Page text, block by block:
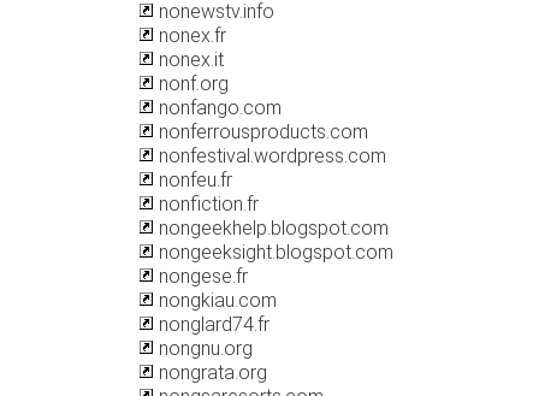
nonewstv.info
nonex.fr
nonex.it
nonf.org
nonfango.com
nonferrousproducts.com
nonfestival.wordpress.com
nonfeu.fr
nonfiction.fr
nongeekhelp.blogspot.com
nongeeksight.blogspot.com
nongese.fr
nongkiau.com
nonglard74.fr
nongnu.org
nongrata.org